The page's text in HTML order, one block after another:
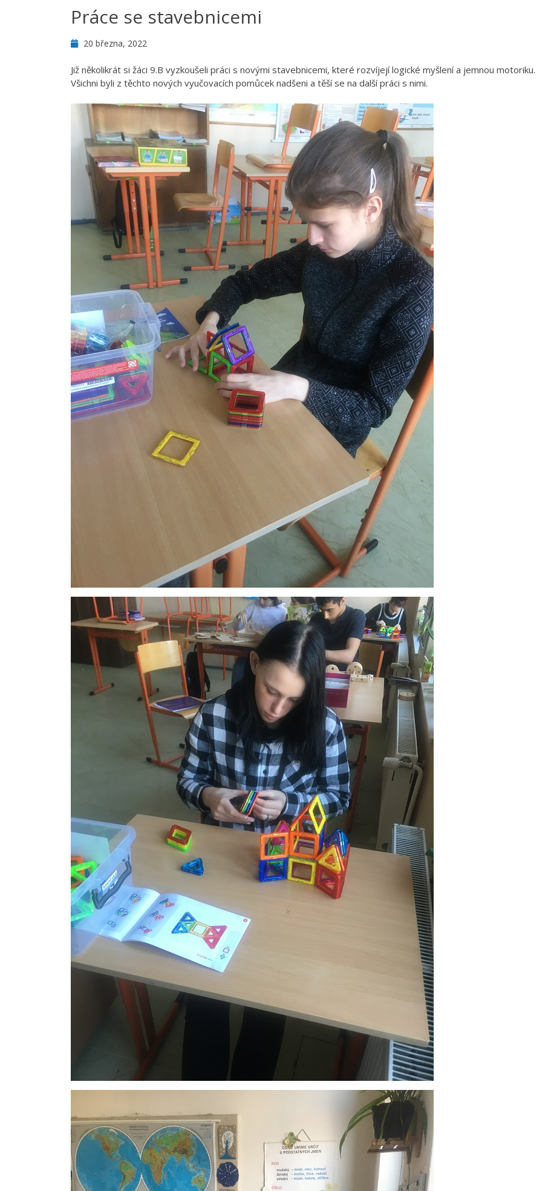
Práce se stavebnicemi
20 března, 2022
Již několikrát si žáci 9.B vyzkoušeli práci s novými stavebnicemi, které rozvíjejí logické myšlení a jemnou motoriku.
Všichni byli z těchto nových vyučovacích pomůcek nadšeni a těší se na další práci s nimi.